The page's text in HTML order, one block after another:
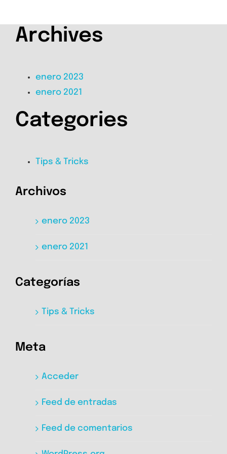
Archives
enero 2023
enero 2021
Categories
Tips & Tricks
Archivos
enero 2023
enero 2021
Categorías
Tips & Tricks
Meta
Acceder
Feed de entradas
Feed de comentarios